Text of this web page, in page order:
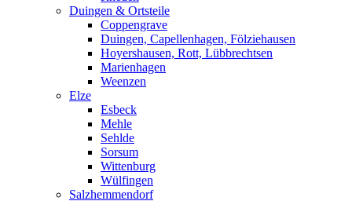
Duingen & Ortsteile
Coppengrave
Duingen, Capellenhagen, Fölziehausen
Hoyershausen, Rott, Lübbrechtsen
Marienhagen
Weenzen
Elze
Esbeck
Mehle
Sehlde
Sorsum
Wittenburg
Wülfingen
Salzhemmendorf